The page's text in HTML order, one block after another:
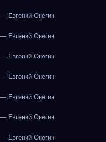
Евгений Онегин
Евгений Онегин
Евгений Онегин
Евгений Онегин
Евгений Онегин
Евгений Онегин
Евгений Онегин